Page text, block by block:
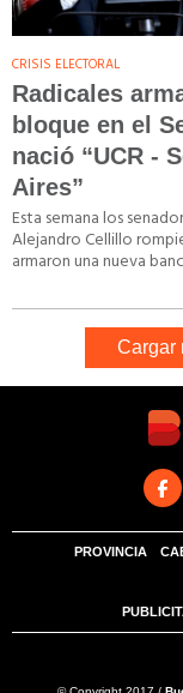
CRISIS ELECTORAL
Radicales
bloque en el
nació “UCR -
Aires”
Esta semana los
Alejandro Cellillo
armaron una nueva
Cargar
PROVINCIA